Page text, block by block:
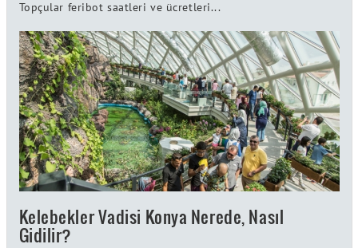
Topçular feribot saatleri ve ücretleri...
Kelebekler Vadisi Konya Nerede, Nasıl
Gidilir?